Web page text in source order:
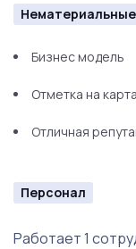
Бизнес модель
Отметка на
Отличная
Персонал
Работает 1